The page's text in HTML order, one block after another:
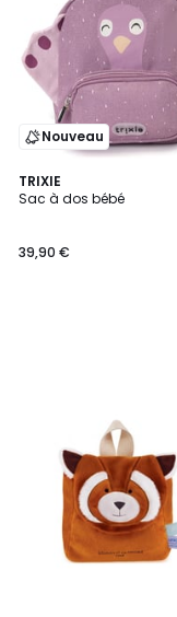
Nouveau
TRIXIE
Sac à dos bébé
39,90 €